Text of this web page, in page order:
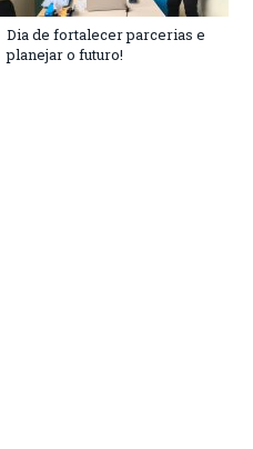
Dia de fortalecer parcerias e
planejar o futuro!